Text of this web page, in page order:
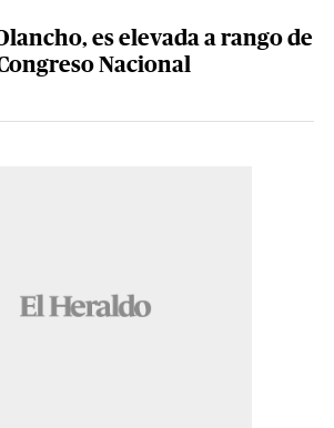
es elevada a rango de
Nacional